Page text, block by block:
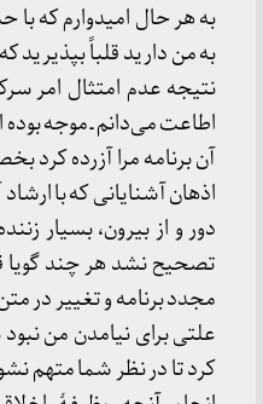
به هر حال امیدوارم که
به من دارید قلباً بپذیرید
نتیجه عدم امتثال امر
اطاعت می‌دانم ـ موجه
آن برنامه مرا آزرده
اذهان آشنایانی که با
دور و از بیرون، بسیار
تصحیح نشد هر چند گویا
مجدد برنامه و تغییر در
علتی برای نیامدن من
کرد تا در نظر شما متهم